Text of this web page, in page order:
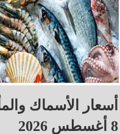
أسعار الأسماك
8 أغسطس 2026